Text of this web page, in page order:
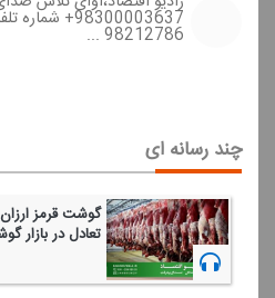
98212786 ...
چند رسانه ای
گوشت قرمز
تعادل در بازار
1405/02/19